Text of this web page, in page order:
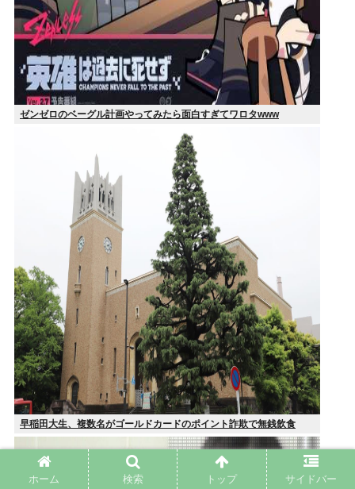
ゼンゼロのベーグル計画やってみたら面白すぎてワロタwww
早稲田大生、複数名がゴールドカードのポイント詐欺で無銭飲食
ホーム 検索 トップ サイドバー